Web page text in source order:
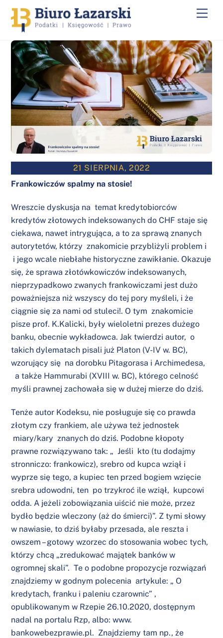
Skip
content
21 SIERPNIA, 2022
Frankowiczów spalmy na stosie!
Wreszcie dyskusja na temat kredytobiorców
kredytów złotowych indeksowanych do CHF staje się
ciekawa, nawet intrygująca, a to za sprawą znanych
autorytetów, którzy znakomicie przybliżyli problem i
i jego wcale niebłahe historyczne zawikłanie. Okazuje
się, że sprawa złotówkowiczów indeksowanych,
nieprzypadkowo zwanych frankowiczami jest dużo
poważniejsza niż wszyscy do tej pory myśleli, i że
ciągnie się za nami od stuleci!. O tym znakomicie
pisze prof. K.Kalicki, były wieloletni prezes dużego
banku, obecnie wykładowca. Jak twierdzi autor, o
takich dylematach pisali już Platon (V-IV w. BC),
wzorujący się na dorobku Pitagorasa i Archimedesa,
a także Hammurabi (XVIII w. BC), którego celność
myśli prawnej zachowała się w dużej mierze do dziś.
Tenże autor Kodeksu, nie posługuje się co prawda
złotym czy frankiem, ale używa też jednostek
miary/kary znanych do dziś. Podobne kłopoty
prawne rozwiązywano tak: „ Jeśli kto (tu dodajmy
stronniczo: frankowicz), srebro od kupca wziął i
wyprze się tego, a kupiec ten przed bogiem wzięcie
srebra udowodni, ten po trzykroć ile wziął, kupcowi
odda. A jeżeli zobowiązania uiścić nie może, przez
bydło będzie wleczony (aż do śmierci)”. Z tymi słowy
w nawiasie, to dziś byłaby przesada, ale reszta i
owszem – gotowy wzorzec do stosowania wobec tych,
którzy chcą „zredukować majątek banków w
ogromnej skali”. Te o podobne propozycje rozwiązań
znajdziemy w godnym polecenia artykule: „ O
kredytach, franku i paleniu czarownic” ,
opublikowanym w Rzepie 26.10.2020, dostępnym
nadal na portalu Rzp, albo: www.
bankowebezprawie.pl. Znajdziemy tam np., że